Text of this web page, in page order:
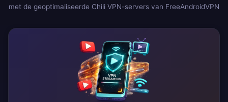
met de geoptimaliseerde Chili VPN-servers van FreeAndroidVPN